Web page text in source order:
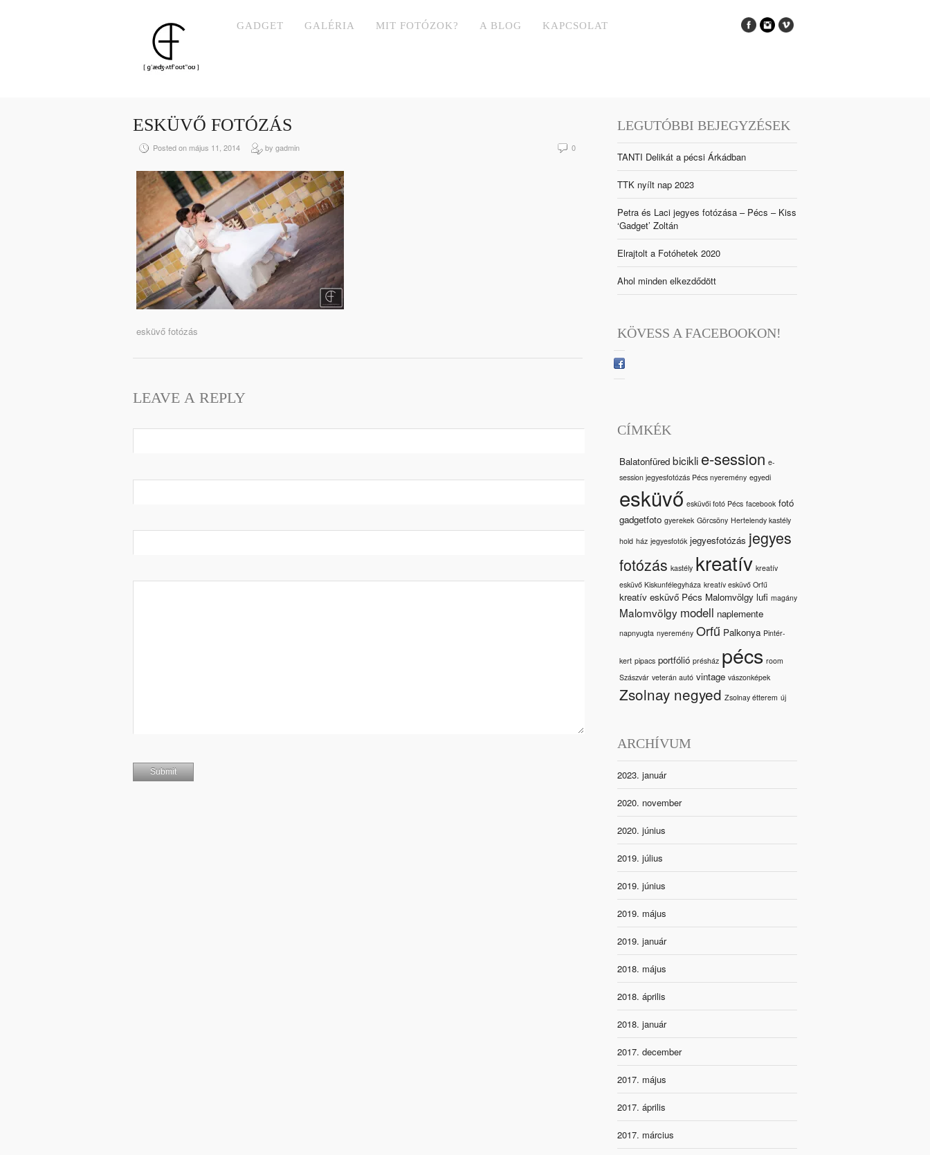
GADGET GALÉRIA MIT FOTÓZOK? A BLOG KAPCSOLAT
ESKÜVŐ FOTÓZÁS
Posted on május 11, 2014 by gadmin 0
esküvő fotózás
LEAVE A REPLY
LEGUTÓBBI BEJEGYZÉSEK
TANTI Delikát a pécsi Árkádban
TTK nyílt nap 2023
Petra és Laci jegyes fotózása – Pécs – Kiss
‘Gadget’ Zoltán
Elrajtolt a Fotóhetek 2020
Ahol minden elkezdődött
KÖVESS A FACEBOOKON!
CÍMKÉK
Balatonfüred bicikli e-session e-
session jegyesfotózás Pécs nyeremény egyedi
esküvő esküvői fotó Pécs facebook fotó
gadgetfoto gyerekek Görcsöny Hertelendy kastély
hold ház jegyesfotók jegyesfotózás jegyes
fotózás kastély kreatív kreatív
esküvő Kiskunfélegyháza kreatív esküvő Orfű
kreatív esküvő Pécs Malomvölgy lufi magány
Malomvölgy modell naplemente
napnyugta nyeremény Orfű Palkonya Pintér-
kert pipacs portfólió présház pécs room
Szászvár veterán autó vintage vászonképek
Zsolnay negyed Zsolnay étterem új
ARCHÍVUM
2023. január
2020. november
2020. június
2019. július
2019. június
2019. május
2019. január
2018. május
2018. április
2018. január
2017. december
2017. május
2017. április
2017. március